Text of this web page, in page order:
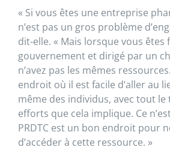
« Si vous êtes une entreprise
n’est pas un gros problème
dit-elle. « Mais lorsque vous êtes
gouvernement et dirigé par un
n’avez pas les mêmes
endroit où il est facile d’aller au
même des individus, avec tout le
efforts que cela implique. Ce
PRDTC est un bon endroit pour
d’accéder à cette ressource. »